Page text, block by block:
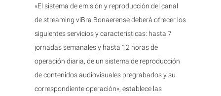
«El sistema de emisión y reproducción del canal
de streaming viBra Bonaerense deberá ofrecer los
siguientes servicios y características: hasta 7
jornadas semanales y hasta 12 horas de
operación diaria, de un sistema de reproducción
de contenidos audiovisuales pregrabados y su
correspondiente operación», establece las